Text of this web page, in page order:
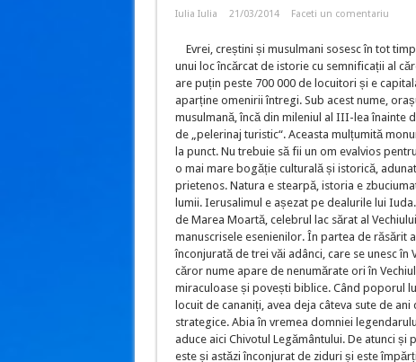
Iulia Iulia 21/03/2014 Faceti un comentariu
Evrei, creștini și musulmani sosesc în tot
unui loc încărcat de istorie cu semnificații al
are puțin peste 700 000 de locuitori și e
aparține omenirii întregi. Sub acest nume,
musulmană, încă din mileniul al III-lea înainte
de „pelerinaj turistic“. Aceasta mulțumită
la punct. Nu trebuie să fii un om evalvios
o mai mare bogăție culturală și istorică,
prietenos. Natura e stearpă, istoria e
lumii. Ierusalimul e așezat pe dealurile lui
de Marea Moartă, celebrul lac sărat al
manuscrisele esenienilor. În partea de răsărit
înconjurată de trei văi adânci, care se unesc în
căror nume apare de nenumărate ori în
miraculoase și povești biblice. Când poporul
locuit de cananiți, avea deja câteva sute de
strategice. Abia în vremea domniei
aduce aici Chivotul Legământului. De atunci și
este și astăzi înconjurat de ziduri și este